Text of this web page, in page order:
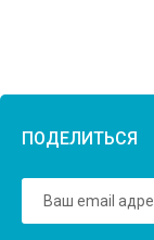
ПОДЕЛИТЬСЯ